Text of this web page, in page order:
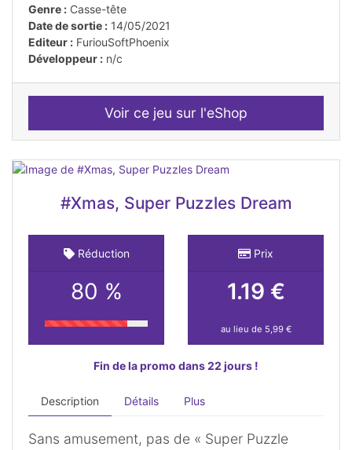
Genre : Casse-tête
Date de sortie : 14/05/2021
Editeur : FuriouSoftPhoenix
Développeur : n/c
Voir ce jeu sur l'eShop
#Xmas, Super Puzzles Dream
Réduction
80 %
Prix
1.19 €
au lieu de 5,99 €
Fin de la promo dans 22 jours !
Description Détails Plus
Sans amusement, pas de « Super Puzzle